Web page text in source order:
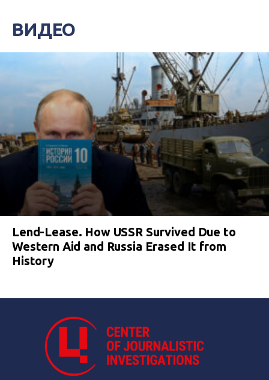
ВИДЕО
Lend-Lease. How USSR Survived Due to
Western Aid and Russia Erased It from
History